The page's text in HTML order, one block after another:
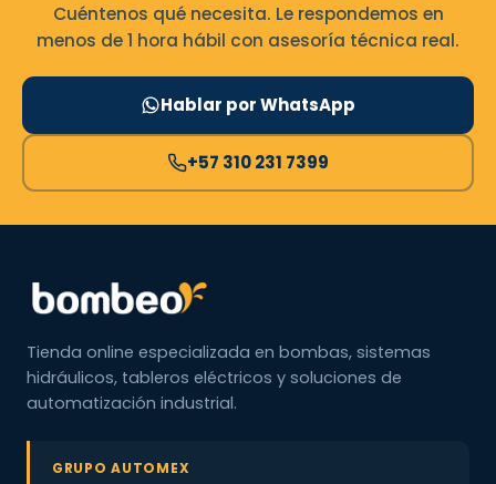
Cuéntenos qué necesita. Le respondemos en
menos de 1 hora hábil con asesoría técnica real.
Hablar por WhatsApp
+57 310 231 7399
Tienda online especializada en bombas, sistemas
hidráulicos, tableros eléctricos y soluciones de
automatización industrial.
GRUPO AUTOMEX